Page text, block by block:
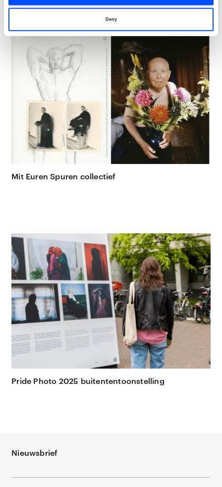
Deny
Mit Euren Spuren collectief
Pride Photo 2025 buitententoonstelling
Nieuwsbrief